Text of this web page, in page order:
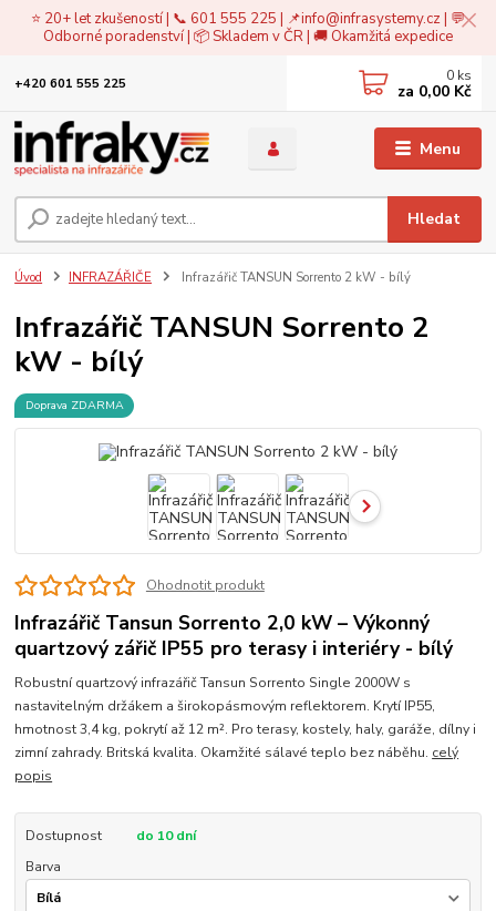
⭐ 20+ let zkušeností | 📞 601 555 225 | 📌info@infrasystemy.cz| 💬
Odborné poradenství | 📦 Skladem v ČR | 🚚 Okamžitá expedice
Menu
Hledat
+420 601 555 225 0 ks
za 0,00 Kč
Úvod INFRAZÁŘIČE Infrazářič TANSUN Sorrento 2 kW - bílý
Infrazářič TANSUN Sorrento 2
kW - bílý
Doprava ZDARMA
Ohodnotit produkt
Infrazářič Tansun Sorrento 2,0 kW – Výkonný
quartzový zářič IP55 pro terasy i interiéry - bílý
Robustní quartzový infrazářič Tansun Sorrento Single 2000W s
nastavitelným držákem a širokopásmovým reflektorem. Krytí IP55,
hmotnost 3,4 kg, pokrytí až 12 m². Pro terasy, kostely, haly, garáže, dílny i
zimní zahrady. Britská kvalita. Okamžité sálavé teplo bez náběhu. celý
popis
Dostupnost
do 10 dní
Barva